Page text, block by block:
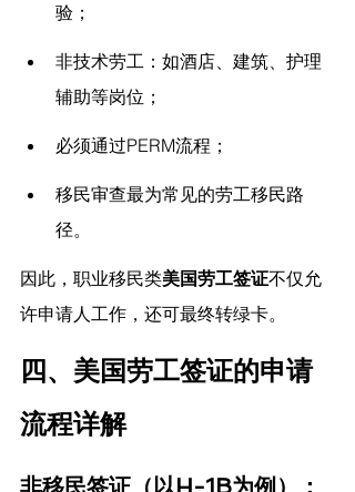
验；
非技术劳工：如酒店、建筑、护理
辅助等岗位；
必须通过PERM流程；
移民审查最为常见的劳工移民路
径。
因此，职业移民类美国劳工签证不仅允
许申请人工作，还可最终转绿卡。
四、美国劳工签证的申请
流程详解